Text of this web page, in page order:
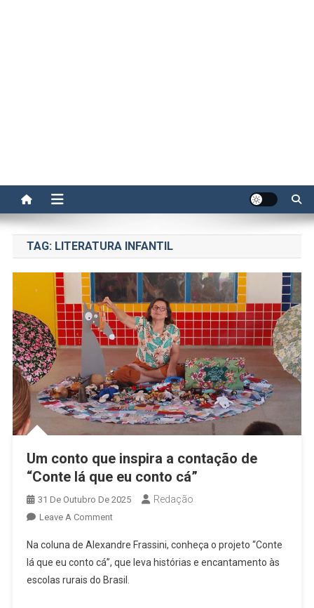
TAG: LITERATURA INFANTIL
Um conto que inspira a contação de
“Conte lá que eu conto cá”
31 De Outubro De 2025 Redação
Leave A CommentOn
Conto
Que
Inspira
Na coluna de Alexandre Frassini, conheça o projeto “Conte
lá que eu conto cá”, que leva histórias e encantamento às
escolas rurais do Brasil.